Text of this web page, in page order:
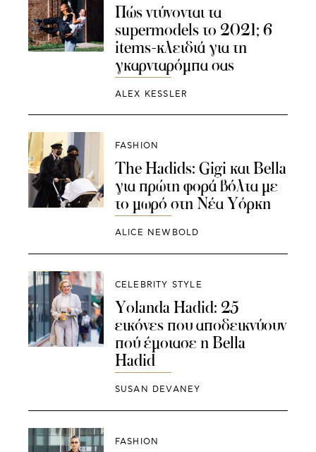
Πώς ντύνονται τα
supermodels το 2021; 6
items-κλειδιά για τη
γκαρνταρόμπα σας
ALEX KESSLER
FASHION
The Hadids: Gigi και Bella
για πρώτη φορά βόλτα με
το μωρό στη Νέα Υόρκη
ALICE NEWBOLD
CELEBRITY STYLE
Yolanda Hadid: 25
εικόνες που αποδεικνύουν
πού έμοιασε η Bella
Hadid
SUSAN DEVANEY
FASHION